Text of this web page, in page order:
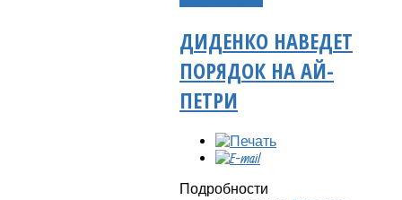
ДИДЕНКО НАВЕДЕТ
ПОРЯДОК НА АЙ-
ПЕТРИ
Подробности